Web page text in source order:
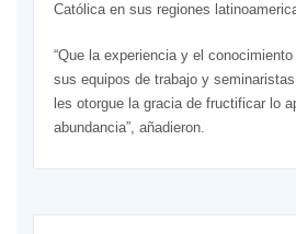
Católica en sus regiones
“Que la experiencia y el
sus equipos de trabajo y
les otorgue la gracia de fructificar lo
abundancia”, añadieron.